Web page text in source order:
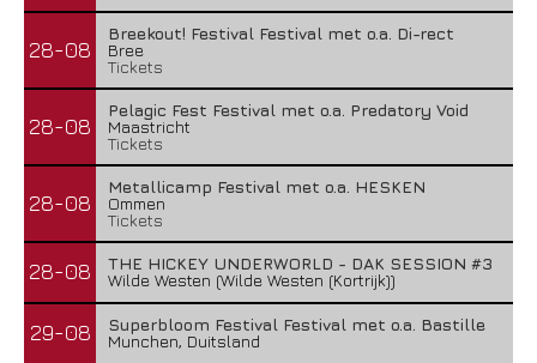
28-08
Breekout! Festival Festival met o.a. Di-rect
Bree
Tickets
28-08
Pelagic Fest Festival met o.a. Predatory Void
Maastricht
Tickets
28-08
Metallicamp Festival met o.a. HESKEN
Ommen
Tickets
28-08
THE HICKEY UNDERWORLD - DAK SESSION #3
Wilde Westen (Wilde Westen (Kortrijk))
29-08
Superbloom Festival Festival met o.a. Bastille
Munchen, Duitsland